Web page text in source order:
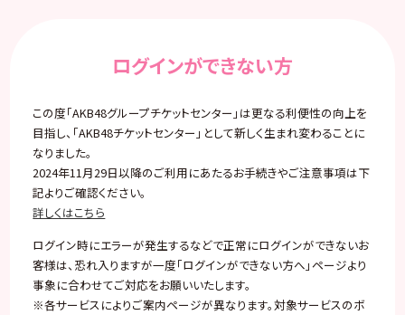
ログインができない方
この度「AKB48グループチケットセンター」は更なる利便性の向上を
目指し、「AKB48チケットセンター」として新しく生まれ変わることに
なりました。
2024年11月29日以降のご利用にあたるお手続きやご注意事項は下
記よりご確認ください。
詳しくはこちら
ログイン時にエラーが発生するなどで正常にログインができないお
客様は、恐れ入りますが一度「ログインができない方へ」ページより
事象に合わせてご対応をお願いいたします。
※各サービスによりご案内ページが異なります。対象サービスのボ